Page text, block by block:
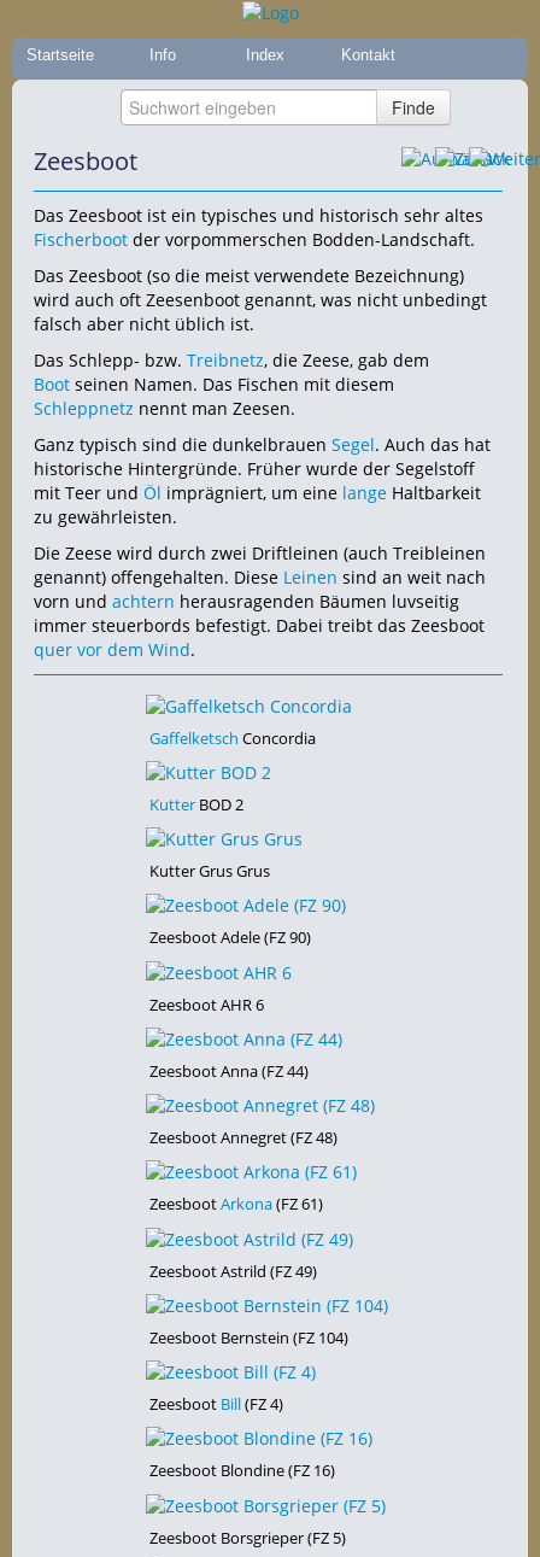
Startseite Info Index Kontakt
Zeesboot
Das Zeesboot ist ein typisches und historisch sehr altes
Fischerboot der vorpommerschen Bodden-Landschaft.
Das Zeesboot (so die meist verwendete Bezeichnung)
wird auch oft Zeesenboot genannt, was nicht unbedingt
falsch aber nicht üblich ist.
Das Schlepp- bzw. Treibnetz, die Zeese, gab dem
Boot seinen Namen. Das Fischen mit diesem
Schleppnetz nennt man Zeesen.
Ganz typisch sind die dunkelbrauen Segel. Auch das hat
historische Hintergründe. Früher wurde der Segelstoff
mit Teer und Öl imprägniert, um eine lange Haltbarkeit
zu gewährleisten.
Die Zeese wird durch zwei Driftleinen (auch Treibleinen
genannt) offengehalten. Diese Leinen sind an weit nach
vorn und achtern herausragenden Bäumen luvseitig
immer steuerbords befestigt. Dabei treibt das Zeesboot
quer vor dem Wind.
Gaffelketsch Concordia
KutterBOD 2
Kutter Grus Grus
Zeesboot Adele (FZ 90)
Zeesboot AHR 6
Zeesboot Anna (FZ 44)
Zeesboot Annegret (FZ 48)
ZeesbootArkona(FZ 61)
Zeesboot Astrild (FZ 49)
Zeesboot Bernstein (FZ 104)
Zeesboot Bill(FZ 4)
Zeesboot Blondine (FZ 16)
Zeesboot Borsgrieper (FZ 5)